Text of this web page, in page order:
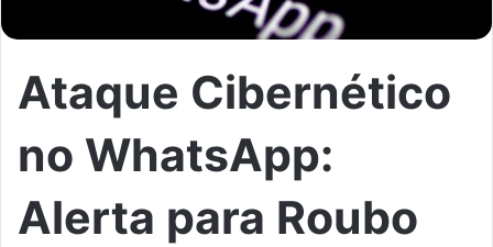
Ataque Cibernético
no WhatsApp:
Alerta para Roubo